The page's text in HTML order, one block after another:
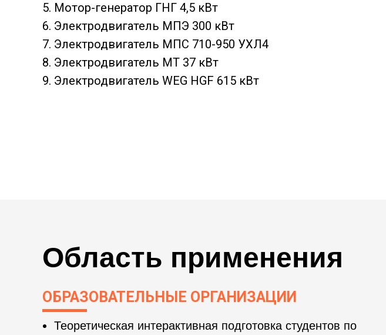
5. Мотор-генератор ГНГ 4,5 кВт
6. Электродвигатель МПЭ 300 кВт
7. Электродвигатель МПС 710-950 УХЛ4
8. Электродвигатель МТ 37 кВт
9. Электродвигатель WEG HGF 615 кВт
Область применения
ОБРАЗОВАТЕЛЬНЫЕ ОРГАНИЗАЦИИ
Теоретическая интерактивная подготовка студентов по